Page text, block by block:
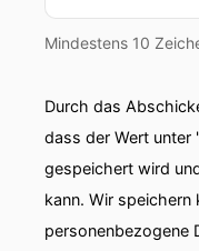
Mindestens 10
Durch das
dass der Wert unter
gespeichert wird
kann. Wir speichern
personenbezogene